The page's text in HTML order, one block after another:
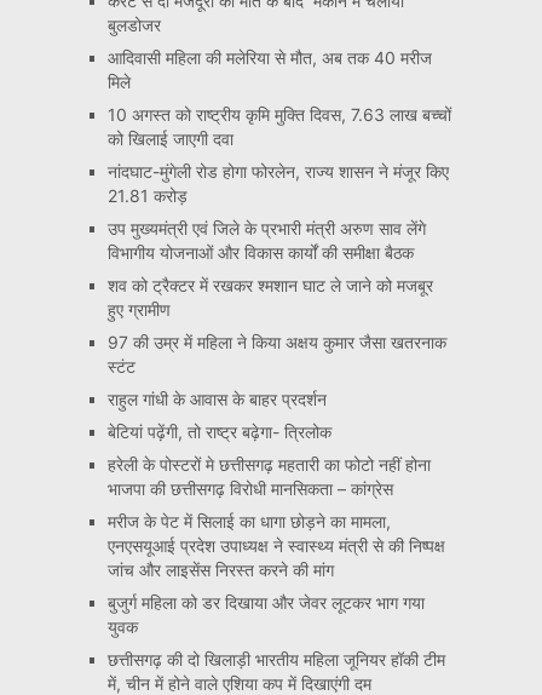
बुलडोजर
आदिवासी महिला की मलेरिया से मौत, अब तक 40 मरीज
मिले
10 अगस्त को राष्ट्रीय कृमि मुक्ति दिवस, 7.63 लाख बच्चों
को खिलाई जाएगी दवा
नांदघाट-मुंगेली रोड होगा फोरलेन, राज्य शासन ने मंजूर किए
21.81 करोड़
उप मुख्यमंत्री एवं जिले के प्रभारी मंत्री अरुण साव लेंगे
विभागीय योजनाओं और विकास कार्यों की समीक्षा बैठक
शव को ट्रैक्टर में रखकर श्मशान घाट ले जाने को मजबूर
हुए ग्रामीण
97 की उम्र में महिला ने किया अक्षय कुमार जैसा खतरनाक
स्टंट
राहुल गांधी के आवास के बाहर प्रदर्शन
बेटियां पढ़ेंगी, तो राष्ट्र बढ़ेगा- त्रिलोक
हरेली के पोस्टरों मे छत्तीसगढ़ महतारी का फोटो नहीं होना
भाजपा की छत्तीसगढ़ विरोधी मानसिकता – कांग्रेस
मरीज के पेट में सिलाई का धागा छोड़ने का मामला,
एनएसयूआई प्रदेश उपाध्यक्ष ने स्वास्थ्य मंत्री से की निष्पक्ष
जांच और लाइसेंस निरस्त करने की मांग
बुजुर्ग महिला को डर दिखाया और जेवर लूटकर भाग गया
युवक
छत्तीसगढ़ की दो खिलाड़ी भारतीय महिला जूनियर हॉकी टीम
में, चीन में होने वाले एशिया कप में दिखाएंगी दम